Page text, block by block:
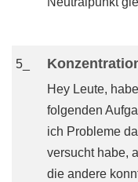
5_
Hey Leute,
folgenden
ich Probleme
versucht habe,
die andere